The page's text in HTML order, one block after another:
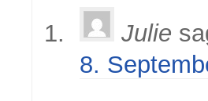
Julie
8.